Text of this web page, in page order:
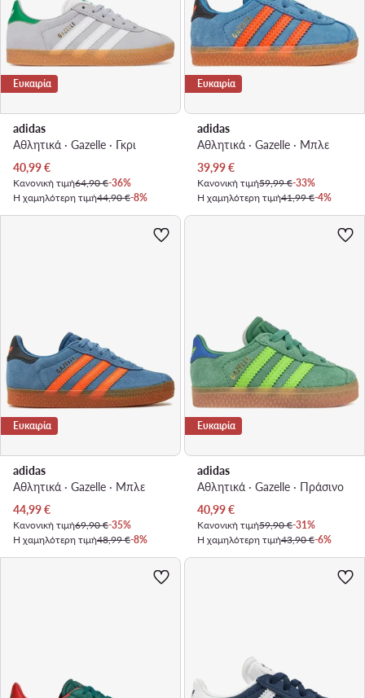
Ευκαιρία
adidas
Αθλητικά · Gazelle · Γκρι
Τρέχουσα τιμή
40,99€
Κανονική τιμή64,90 €-36%
Η χαμηλότερη τιμή44,90 €-8%
Ευκαιρία
adidas
Αθλητικά · Gazelle · Μπλε
Τρέχουσα τιμή
39,99€
Κανονική τιμή59,99 €-33%
Η χαμηλότερη τιμή41,99 €-4%
Ευκαιρία
adidas
Αθλητικά · Gazelle · Μπλε
Τρέχουσα τιμή
44,99€
Κανονική τιμή69,90 €-35%
Η χαμηλότερη τιμή48,99 €-8%
Ευκαιρία
adidas
Αθλητικά · Gazelle · Πράσινο
Τρέχουσα τιμή
40,99€
Κανονική τιμή59,90 €-31%
Η χαμηλότερη τιμή43,90 €-6%